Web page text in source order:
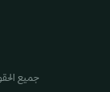
جميع